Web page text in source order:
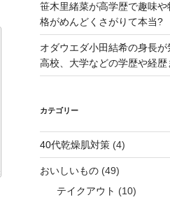
笹木里緒菜が高学歴で趣味
格がめんどくさがりて本当?
オダウエダ小田結希の身長
高校、大学などの学歴や経歴
カテゴリー
40代乾燥肌対策(4)
おいしいもの(49)
テイクアウト (10)